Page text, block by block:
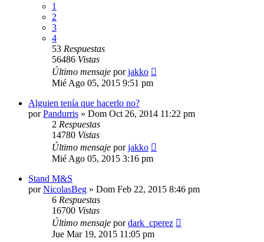
1
2
3
4
53 Respuestas
56486 Vistas
Último mensaje porjakko
Mié Ago 05, 2015 9:51 pm
Alguien tenía que hacerlo no?
porPandurris » Dom Oct 26, 2014 11:22 pm
2 Respuestas
14780 Vistas
Último mensaje porjakko
Mié Ago 05, 2015 3:16 pm
Stand M&S
porNicolasBeg » Dom Feb 22, 2015 8:46 pm
6 Respuestas
16700 Vistas
Último mensaje pordark_cperez
Jue Mar 19, 2015 11:05 pm